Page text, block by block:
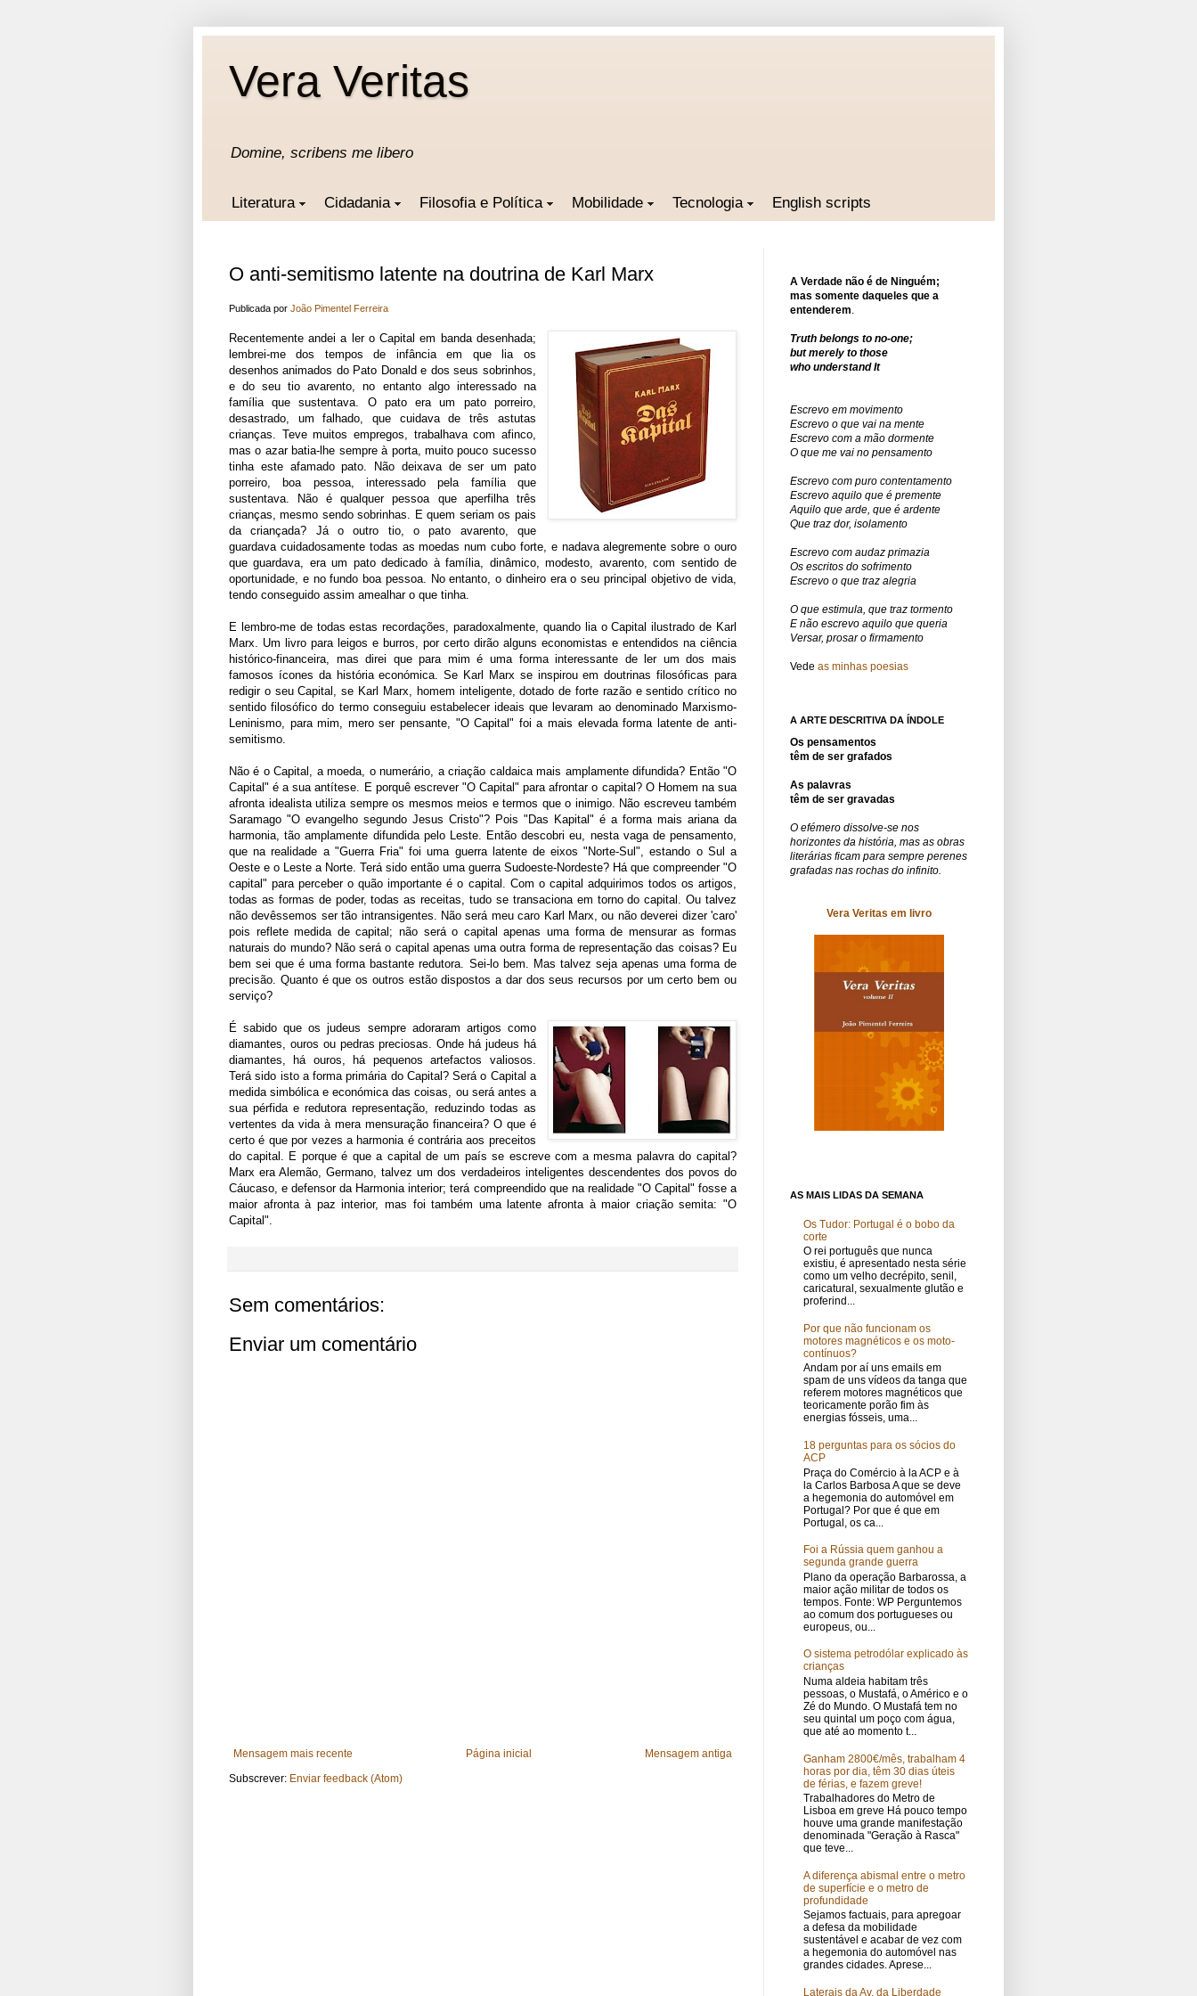
Vera Veritas
Domine, scribens me libero
Literatura Cidadania Filosofia e Política Mobilidade Tecnologia English scripts
O anti-semitismo latente na doutrina de Karl Marx
Publicada por João Pimentel Ferreira
Recentemente andei a ler o Capital em banda desenhada;
lembrei-me dos tempos de infância em que lia os
desenhos animados do Pato Donald e dos seus sobrinhos,
e do seu tio avarento, no entanto algo interessado na
família que sustentava. O pato era um pato porreiro,
desastrado, um falhado, que cuidava de três astutas
crianças. Teve muitos empregos, trabalhava com afinco,
mas o azar batia-lhe sempre à porta, muito pouco sucesso
tinha este afamado pato. Não deixava de ser um pato
porreiro, boa pessoa, interessado pela família que
sustentava. Não é qualquer pessoa que aperfilha três
crianças, mesmo sendo sobrinhas. E quem seriam os pais
da criançada? Já o outro tio, o pato avarento, que
guardava cuidadosamente todas as moedas num cubo forte, e nadava alegremente sobre o ouro
que guardava, era um pato dedicado à família, dinâmico, modesto, avarento, com sentido de
oportunidade, e no fundo boa pessoa. No entanto, o dinheiro era o seu principal objetivo de vida,
tendo conseguido assim amealhar o que tinha.
E lembro-me de todas estas recordações, paradoxalmente, quando lia o Capital ilustrado de Karl
Marx. Um livro para leigos e burros, por certo dirão alguns economistas e entendidos na ciência
histórico-financeira, mas direi que para mim é uma forma interessante de ler um dos mais
famosos ícones da história económica. Se Karl Marx se inspirou em doutrinas filosóficas para
redigir o seu Capital, se Karl Marx, homem inteligente, dotado de forte razão e sentido crítico no
sentido filosófico do termo conseguiu estabelecer ideais que levaram ao denominado Marxismo-
Leninismo, para mim, mero ser pensante, "O Capital" foi a mais elevada forma latente de anti-
semitismo.
Não é o Capital, a moeda, o numerário, a criação caldaica mais amplamente difundida? Então "O
Capital" é a sua antítese. E porquê escrever "O Capital" para afrontar o capital? O Homem na sua
afronta idealista utiliza sempre os mesmos meios e termos que o inimigo. Não escreveu também
Saramago "O evangelho segundo Jesus Cristo"? Pois "Das Kapital" é a forma mais ariana da
harmonia, tão amplamente difundida pelo Leste. Então descobri eu, nesta vaga de pensamento,
que na realidade a "Guerra Fria" foi uma guerra latente de eixos "Norte-Sul", estando o Sul a
Oeste e o Leste a Norte. Terá sido então uma guerra Sudoeste-Nordeste? Há que compreender "O
capital" para perceber o quão importante é o capital. Com o capital adquirimos todos os artigos,
todas as formas de poder, todas as receitas, tudo se transaciona em torno do capital. Ou talvez
não devêssemos ser tão intransigentes. Não será meu caro Karl Marx, ou não deverei dizer 'caro'
pois reflete medida de capital; não será o capital apenas uma forma de mensurar as formas
naturais do mundo? Não será o capital apenas uma outra forma de representação das coisas? Eu
bem sei que é uma forma bastante redutora. Sei-lo bem. Mas talvez seja apenas uma forma de
precisão. Quanto é que os outros estão dispostos a dar dos seus recursos por um certo bem ou
serviço?
Ésabido que os judeus sempre adoraram artigos como
diamantes, ouros ou pedras preciosas. Onde há judeus há
diamantes, há ouros, há pequenos artefactos valiosos.
Terá sido isto a forma primária do Capital? Será o Capital a
medida simbólica e económica das coisas, ou será antes a
sua pérfida e redutora representação, reduzindo todas as
vertentes da vida à mera mensuração financeira? O que é
certo é que por vezes a harmonia é contrária aos preceitos
do capital. E porque é que a capital de um país se escreve com a mesma palavra do capital?
Marx era Alemão, Germano, talvez um dos verdadeiros inteligentes descendentes dos povos do
Cáucaso, e defensor da Harmonia interior; terá compreendido que na realidade "O Capital" fosse a
maior afronta à paz interior, mas foi também uma latente afronta à maior criação semita: "O
Capital".
Sem comentários:
Enviar um comentário
Mensagem mais recente Mensagem antiga
Página inicial
Subscrever: Enviar feedback (Atom)
A Verdade não é de Ninguém;
mas somente daqueles que a
entenderem.
Truth belongs to no-one;
but merely to those
who understand It
Escrevo em movimento
Escrevo o que vai na mente
Escrevo com a mão dormente
O que me vai no pensamento
Escrevo com puro contentamento
Escrevo aquilo que é premente
Aquilo que arde, que é ardente
Que traz dor, isolamento
Escrevo com audaz primazia
Os escritos do sofrimento
Escrevo o que traz alegria
O que estimula, que traz tormento
E não escrevo aquilo que queria
Versar, prosar o firmamento
Vede as minhas poesias
A ARTE DESCRITIVA DA ÍNDOLE
Os pensamentos
têm de ser grafados
As palavras
têm de ser gravadas
O efémero dissolve-se nos
horizontes da história, mas as obras
literárias ficam para sempre perenes
grafadas nas rochas do infinito.
Vera Veritas em livro
AS MAIS LIDAS DA SEMANA
Os Tudor: Portugal é o bobo da
corte
O rei português que nunca
existiu, é apresentado nesta série
como um velho decrépito, senil,
caricatural, sexualmente glutão e
proferind...
Por que não funcionam os
motores magnéticos e os moto-
contínuos?
Andam por aí uns emails em
spam de uns vídeos da tanga que
referem motores magnéticos que
teoricamente porão fim às
energias fósseis, uma...
18 perguntas para os sócios do
ACP
Praça do Comércio à la ACP e à
la Carlos Barbosa A que se deve
a hegemonia do automóvel em
Portugal? Por que é que em
Portugal, os ca...
Foi a Rússia quem ganhou a
segunda grande guerra
Plano da operação Barbarossa, a
maior ação militar de todos os
tempos. Fonte: WP Perguntemos
ao comum dos portugueses ou
europeus, ou...
O sistema petrodólar explicado às
crianças
Numa aldeia habitam três
pessoas, o Mustafá, o Américo e o
Zé do Mundo. O Mustafá tem no
seu quintal um poço com água,
que até ao momento t...
Ganham 2800€/mês, trabalham 4
horas por dia, têm 30 dias úteis
de férias, e fazem greve!
Trabalhadores do Metro de
Lisboa em greve Há pouco tempo
houve uma grande manifestação
denominada "Geração à Rasca"
que teve...
A diferença abismal entre o metro
de superfície e o metro de
profundidade
Sejamos factuais, para apregoar
a defesa da mobilidade
sustentável e acabar de vez com
a hegemonia do automóvel nas
grandes cidades. Aprese...
Laterais da Av. da Liberdade